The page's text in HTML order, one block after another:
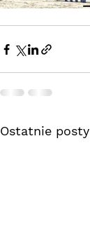
Ostatnie posty